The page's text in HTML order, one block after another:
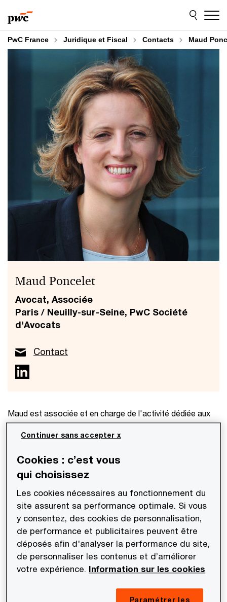
au
contenu
au
pied
de
page
PwC France Juridique et Fiscal Contacts Maud
Maud Poncelet
Avocat, Associée
Paris / Neuilly-sur-Seine, PwC Société
d'Avocats
Contact
Maud est associée et en charge de l'activité dédiée aux
acteurs du secteur bancaire et aux prestataires de
services d'investissement au sein du département
​Elle a rejoint PwC en 2011 après avoir commencé sa
carrière professionnelle au sein de la direction fiscale de la
Banque BNP Paribas dans le département international
et après avoir effectué une collaboration de près de 8
années au sein du Cabinet Gide Loyrette Nouel où elle est
intervenue en particulier sur des opérations de M&A et
de financement (instruments financiers, titrisations,
financements d'actifs…) pour le compte de groupes qui
Cookies : c’est vous
qui choisissez
Les cookies nécessaires au fonctionnement du
site assurent sa performance optimale. Si vous
y consentez, des cookies de personnalisation,
de performance et publicitaires peuvent être
déposés afin d'analyser la performance du site,
de personnaliser les contenus et d’améliorer
votre expérience. Information sur les cookies
Paramétrer les
Continuer sans accepter x